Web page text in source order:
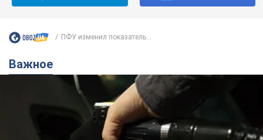
ПФУ изменил показатель...
Важное